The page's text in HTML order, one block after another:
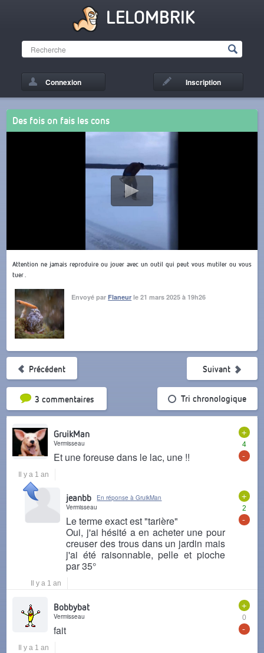
LELOMBRIK
Connexion Inscription
Des fois on fais les cons
Attention ne jamais reproduire ou jouer avec un outil qui peut vous mutiler ou vous
tuer .
Envoyé parFlaneur le 21 mars 2025 à 19h26
Précédent
3 commentairesTri par popularité Tri chronologique
Suivant
+
4
-
GruikMan
Vermisseau
Et une foreuse dans le lac, une !!
Il y a 1 an
+
2
-
jeanbb
En réponse à GruikMan
Vermisseau
Le terme exact est "tarière"
Oui, j'ai hésité a en acheter une pour
creuser des trous dans un jardin mais
j'ai été raisonnable, pelle et pioche
par 35°
Il y a 1 an
+
0
-
Bobbybat
Vermisseau
fait
Il y a 1 an